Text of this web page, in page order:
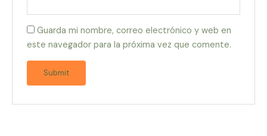
Guarda mi nombre, correo electrónico y web en
este navegador para la próxima vez que comente.